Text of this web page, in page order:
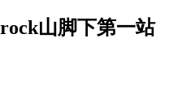
山脚下第一站